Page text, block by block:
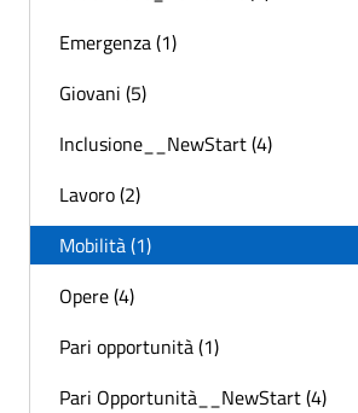
Emergenza (1)
Giovani (5)
Inclusione__NewStart (4)
Lavoro (2)
Mobilità (1)
Opere (4)
Pari opportunità (1)
Pari Opportunità__NewStart (4)